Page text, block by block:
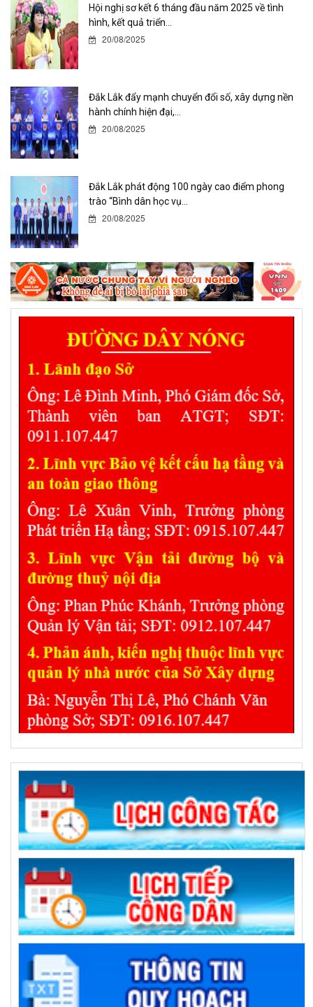
Hội nghị sơ kết 6 tháng đầu năm 2025 về tình
hình, kết quả triển...
20/08/2025
Đắk Lắk đẩy mạnh chuyển đổi số, xây dựng nền
hành chính hiện đại,...
20/08/2025
Đắk Lắk phát động 100 ngày cao điểm phong
trào “Bình dân học vụ...
20/08/2025